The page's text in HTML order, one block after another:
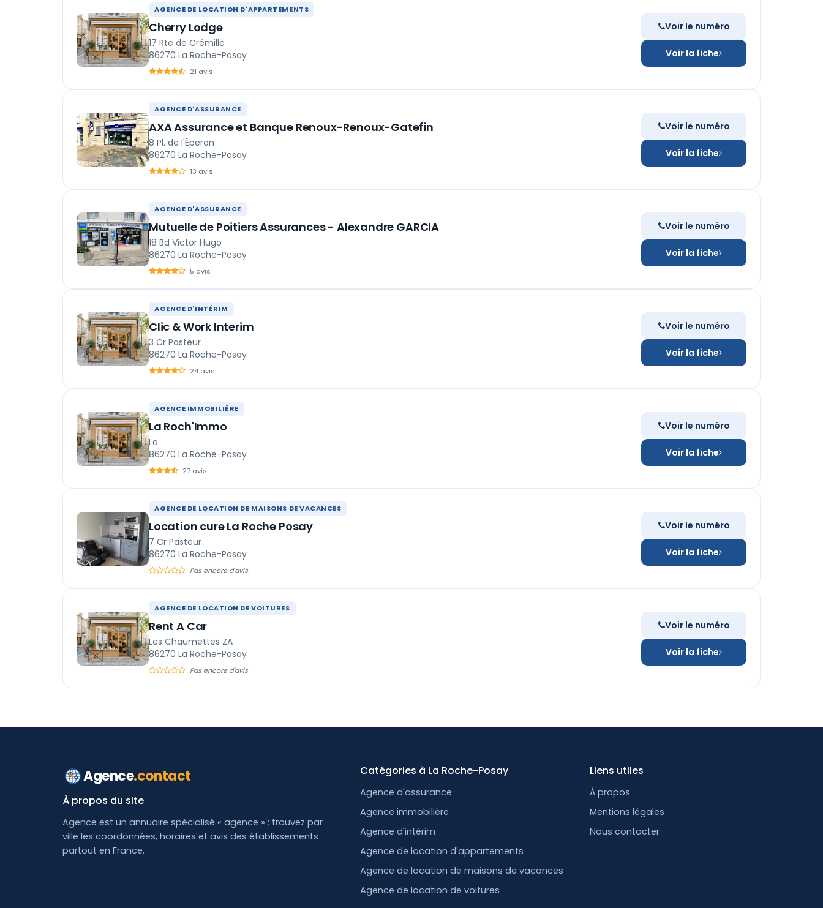
AGENCE DE LOCATION D'APPARTEMENTS
Cherry Lodge
17 Rte de Crémille
86270 La Roche-Posay
21 avis
Voir le numéro
Voir la fiche
AGENCE D'ASSURANCE
AXA Assurance et Banque Renoux-Renoux-Gatefin
8 Pl. de l'Éperon
86270 La Roche-Posay
13 avis
Voir le numéro
Voir la fiche
AGENCE D'ASSURANCE
Mutuelle de Poitiers Assurances - Alexandre GARCIA
18 Bd Victor Hugo
86270 La Roche-Posay
5 avis
Voir le numéro
Voir la fiche
AGENCE D'INTÉRIM
Clic & Work Interim
3 Cr Pasteur
86270 La Roche-Posay
24 avis
Voir le numéro
Voir la fiche
AGENCE IMMOBILIÈRE
La Roch'Immo
La
86270 La Roche-Posay
27 avis
Voir le numéro
Voir la fiche
AGENCE DE LOCATION DE MAISONS DE VACANCES
Location cure La Roche Posay
7 Cr Pasteur
86270 La Roche-Posay
Pas encore d'avis
Voir le numéro
Voir la fiche
AGENCE DE LOCATION DE VOITURES
Rent A Car
Les Chaumettes ZA
86270 La Roche-Posay
Pas encore d'avis
Voir le numéro
Voir la fiche
Agence.contact
À propos du site
Agence est un annuaire spécialisé « agence » : trouvez par
ville les coordonnées, horaires et avis des établissements
partout en France.
Catégories à La Roche-Posay
Agence d'assurance
Agence immobilière
Agence d'intérim
Agence de location d'appartements
Agence de location de maisons de vacances
Agence de location de voitures
Liens utiles
À propos
Mentions légales
Nous contacter